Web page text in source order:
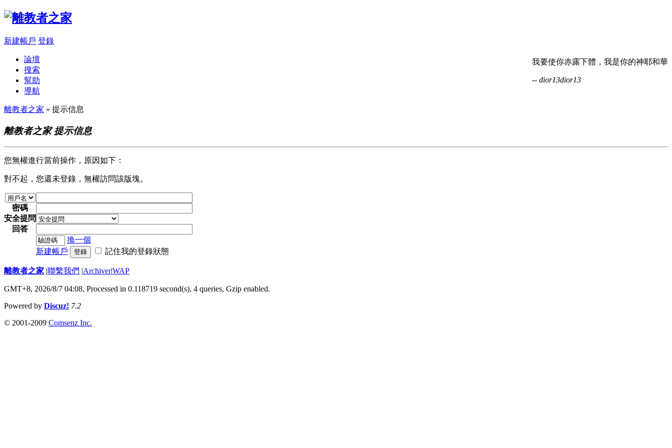
新建帳戶 登錄
我要使你赤露下體，我是你的神耶和華
-- dior13dior13
論壇
搜索
幫助
導航
離教者之家 » 提示信息
離教者之家 提示信息
您無權進行當前操作，原因如下：
對不起，您還未登錄，無權訪問該版塊。
密碼
安全提問
回答
換一個
新建帳戶
登錄 記住我的登錄狀態
離教者之家 |聯繫我們 |Archiver|WAP
GMT+8, 2026/8/7 04:08, Processed in 0.118719 second(s), 4 queries, Gzip enabled.
Powered by Discuz! 7.2
© 2001-2009 Comsenz Inc.